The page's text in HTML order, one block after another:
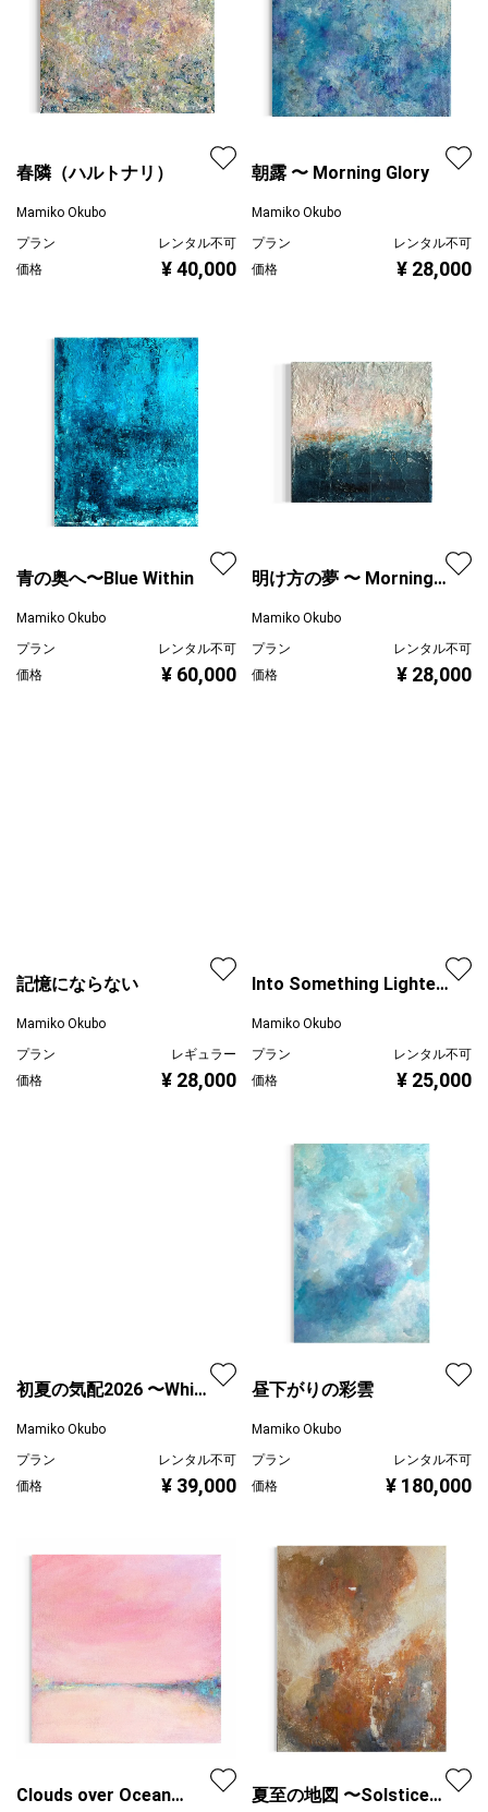
春隣（ハルトナリ）
Mamiko Okubo
プラン
レンタル不可
価格
¥ 40,000
朝露 〜 Morning Glory
Mamiko Okubo
プラン
レンタル不可
価格
¥ 28,000
青の奥へ〜Blue Within
Mamiko Okubo
プラン
レンタル不可
価格
¥ 60,000
明け方の夢 〜 Morning
Mamiko Okubo
プラン
レンタル不可
価格
¥ 28,000
記憶にならない
Mamiko Okubo
プラン
レギュラー
価格
¥ 28,000
Into Something Lighter
Mamiko Okubo
プラン
レンタル不可
価格
¥ 25,000
初夏の気配2026 〜Whiff
Mamiko Okubo
プラン
レンタル不可
価格
¥ 39,000
昼下がりの彩雲
Mamiko Okubo
プラン
レンタル不可
価格
¥ 180,000
Clouds over Ocean
夏至の地図 〜Solstice